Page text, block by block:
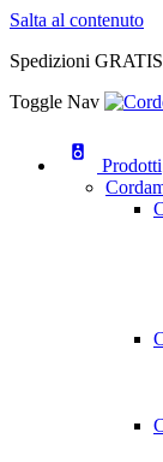
Salta al contenuto
Spedizioni
Toggle Nav
Prodotti